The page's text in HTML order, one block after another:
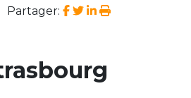
Partager: